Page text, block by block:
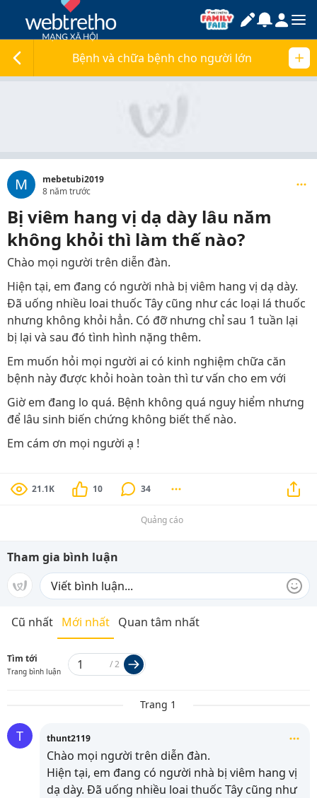
Bệnh và chữa bệnh cho người lớn
M
mebetubi2019
8 năm trước
Bị viêm hang vị dạ dày lâu năm
không khỏi thì làm thế nào?
Chào mọi người trên diễn đàn.
Hiện tại, em đang có người nhà bị viêm hang vị dạ dày.
Đã uống nhiều loai thuốc Tây cũng như các loại lá thuốc
nhưng không khỏi hẳn. Có đỡ nhưng chỉ sau 1 tuần lại
bị lại và sau đó tình hình nặng thêm.
Em muốn hỏi mọi người ai có kinh nghiệm chữa căn
bệnh này được khỏi hoàn toàn thì tư vấn cho em với
Giờ em đang lo quá. Bệnh không quá nguy hiểm nhưng
để lâu sinh biến chứng không biết thế nào.
Em cám ơn mọi người ạ !
21.1K 10 34
Quảng cáo
Tham gia bình luận
Cũ nhất Mới nhất Quan tâm nhất
Tìm tới
Trang bình luận
/2
Trang 1
T thunt2119
Chào mọi người trên diễn đàn.
Hiện tại, em đang có người nhà bị viêm hang vị
dạ dày. Đã uống nhiều loai thuốc Tây cũng như